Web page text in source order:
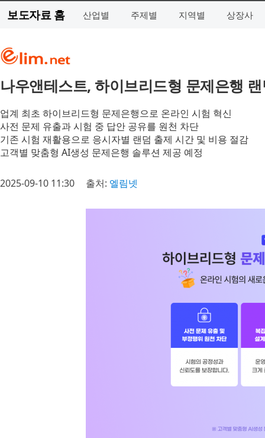
보도자료 홈 산업별 주제별 지역별 상장사
나우앤테스트, 하이브리드형 문제은행
업계 최초 하이브리드형 문제은행으로 온라인 시험 혁신
사전 문제 유출과 시험 중 답안 공유를 원천 차단
기존 시험 재활용으로 응시자별 랜덤 출제 시간 및 비용 절감
고객별 맞춤형 AI생성 문제은행 솔루션 제공 예정
2025-09-10 11:30 출처: 엘림넷